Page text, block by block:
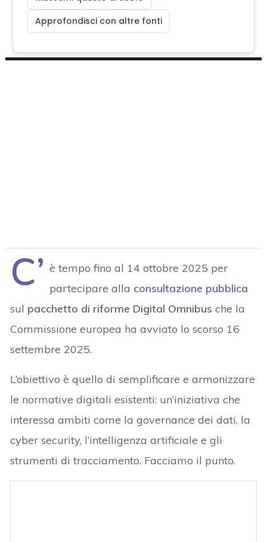
Approfondisci con altre fonti
C’ è tempo fino al 14 ottobre 2025 per
partecipare alla consultazione pubblica
sul pacchetto di riforme Digital Omnibus che la
Commissione europea ha avviato lo scorso 16
settembre 2025.
L’obiettivo è quello di semplificare e armonizzare
le normative digitali esistenti: un’iniziativa che
interessa ambiti come la governance dei dati, la
cyber security, l’intelligenza artificiale e gli
strumenti di tracciamento. Facciamo il punto.